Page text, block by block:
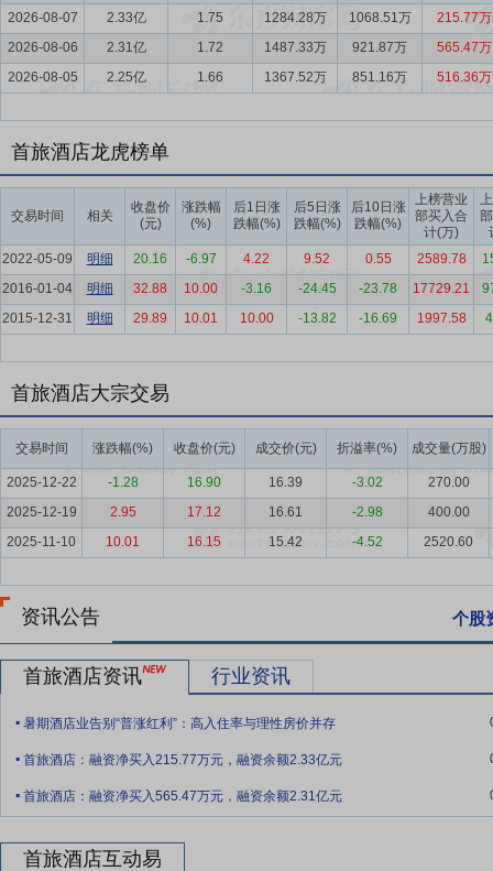
宿及相关服务取得收入，并承担酒店房屋租金，装修及运营过程中的
理和其他特许业务。其中：1.品牌加盟指公司与加盟酒店业主签约后
准。2.输出管理指公司通过对酒店日常管理取得收入。输出管理收入
理费收取两种模式。3.其他特许业务指公司通过给加盟酒店提供服务
公司唯一经营的5A级景区。
要点5：旅游业
“十四五”时期文旅行业呈现良好的发展势头，2025
据，2025年，国内居民出游总人次65.22亿，比上年同期增加9.07亿
长9.5%。根据中国旅游研究院信息，从春节、劳动节和国庆节三个长
全年七个公共假期出游总人次与消费总额均创历史新高，日均出游人
要点6：酒店业
2025年，受市场环境多因素影响，国内酒店行业价
（OCC）指数同比下降3%，平均房价（ADR）指数同比下降1%，每
节假日依旧是拉动RevPAR的高光时点，其中五一与十一的峰值均超
国家扩内需、促消费政策逐步落地，国际入境的持续扩容，酒店行业
要点7：品牌优势
经历了20多年的发展，公司旗下拥有28个品牌，40
可以满足消费者在商务出行及旅游休闲中对良好住宿环境的需求。公
样化的运营模式，立足赋能、开放、包容的心态，吸引业主积极加盟
报。
要点8：会员优势
公司始终秉持“为会员持续创造价值”的理念，随
要点9： 人才优势
公司拥有一支专业高效、爱岗敬业、德才兼备、
局。公司始终坚持内部培养为主、外部招募为辅的理念，持续打造“
提升和高潜发展项目，采用训战一体的创新模式培养业务和管理人才
化效益的专业管理体系，在产品研发、项目筹建、质检、采购、运营
品工艺、质量担保、成本控制、采购招标等多个环节进行了专业整合
2026-08-07 2.33亿 1.75 1284.28万 1068.51万
215.77万
2026-08-06
2.31亿 1.72 1487.33万 921.87万
565.47万
2026-08-05
2.25亿 1.66 1367.52万 851.16万 516.36万
首旅酒店龙虎榜单
交易时间 相关
收盘价
(元)
涨跌幅
(%)
后1日涨
跌幅(%)
后5日涨
跌幅(%)
后10日涨
跌幅(%)
上榜营业
部买入合
计(万)
2022-05-09
明细 20.16 -6.97 4.22 9.52 0.55 2589.78
2016-01-04
明细 32.88 10.00 -3.16 -24.45 -23.78 17729.21
2015-12-31
明细 29.89 10.01 10.00 -13.82 -16.69 1997.58
首旅酒店大宗交易
交易时间 涨跌幅(%) 收盘价(元) 成交价(元) 折溢率(%) 成交量(万股)
2025-12-22 -1.28 16.90 16.39 -3.02
270.00
2025-12-19
2.95 17.12 16.61 -2.98
400.00
2025-11-10
10.01 16.15 15.42 -4.52 2520.60
资讯公告 个股
首旅酒店资讯 行业资讯
. 暑期酒店业告别“普涨红利”：高入住率与理性房价并存
. 首旅酒店：融资净买入215.77万元，融资余额2.33亿元
. 首旅酒店：融资净买入565.47万元，融资余额2.31亿元
首旅酒店互动易